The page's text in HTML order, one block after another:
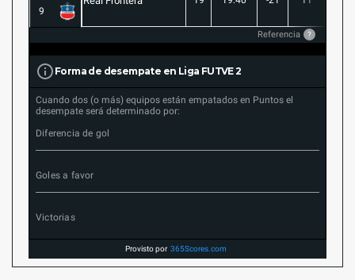
9
Referencia ?
Forma de desempate en Liga FUTVE 2
Cuando dos (o más) equipos están empatados en Puntos el
desempate será determinado por:
Diferencia de gol
Goles a favor
Victorias
Provisto por 365Scores.com